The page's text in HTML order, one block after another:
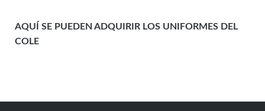
AQUÍ SE PUEDEN ADQUIRIR LOS UNIFORMES DEL
COLE